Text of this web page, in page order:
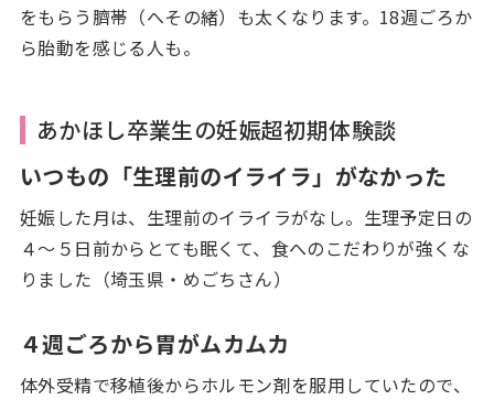
をもらう臍帯（へその緒）も太くなります。18週ごろか
ら胎動を感じる人も。
あかほし卒業生の妊娠超初期体験談
いつもの「生理前のイライラ」がなかった
妊娠した月は、生理前のイライラがなし。生理予定日の
４～５日前からとても眠くて、食へのこだわりが強くな
りました（埼玉県・めごちさん）
４週ごろから胃がムカムカ
体外受精で移植後からホルモン剤を服用していたので、